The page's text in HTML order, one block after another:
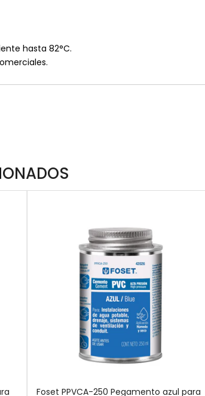
hasta 82°C.
Foset PPVCA-250 Pegamento azul para